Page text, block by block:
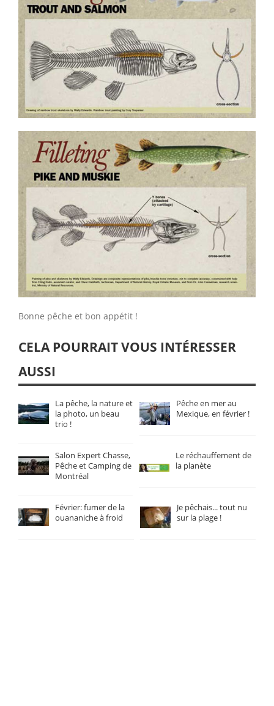
Bonne pêche et bon appétit !
CELA POURRAIT VOUS INTÉRESSER
AUSSI
La pêche, la nature et
la photo, un beau
trio !
Pêche en mer au
Mexique, en février !
Salon Expert Chasse,
Pêche et Camping de
Montréal
Le réchauffement de
la planète
Février: fumer de la
ouananiche à froid
Je pêchais... tout nu
sur la plage !